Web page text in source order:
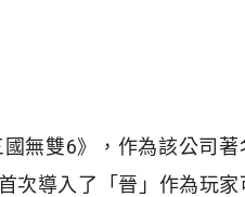
無雙6》，作為該公司
次導入了「晉」作為玩